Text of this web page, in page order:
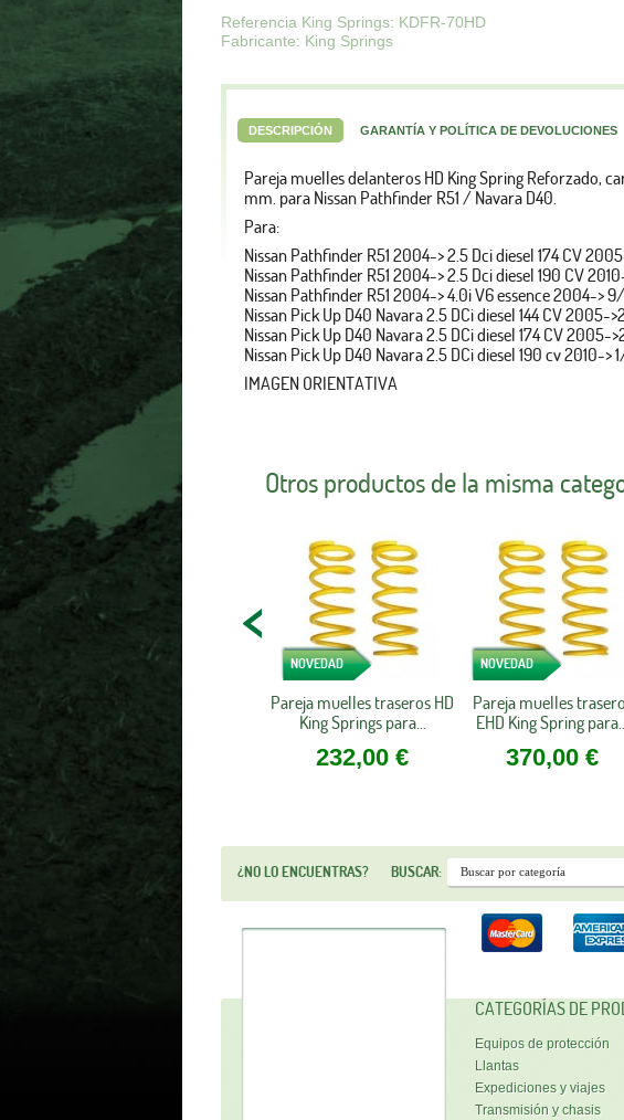
Referencia King Springs: KDFR-70HD
Fabricante: King Springs
DESCRIPCIÓN GARANTÍA Y POLÍTICA DE DEVOLUCIONES
Pareja muelles delanteros HD King Spring Reforzado,
mm. para Nissan Pathfinder R51 / Navara D40.
Para:
Nissan Pathfinder R51 2004-> 2.5 Dci diesel 174 CV
Nissan Pathfinder R51 2004-> 2.5 Dci diesel 190 CV
Nissan Pathfinder R51 2004-> 4.0i V6 essence 2004->
Nissan Pick Up D40 Navara 2.5 DCi diesel 144 CV
Nissan Pick Up D40 Navara 2.5 DCi diesel 174 CV
Nissan Pick Up D40 Navara 2.5 DCi diesel 190 cv 2010->
IMAGEN ORIENTATIVA
Otros productos de la misma
NOVEDAD
Pareja muelles traseros HD
King Springs para...
232,00 €
NOVEDAD
Pareja muelles
EHD King Spring
370,00 €
¿NO LO ENCUENTRAS? BUSCAR:
CATEGORÍAS DE
Equipos de protección
Llantas
Expediciones y viajes
Transmisión y chasis